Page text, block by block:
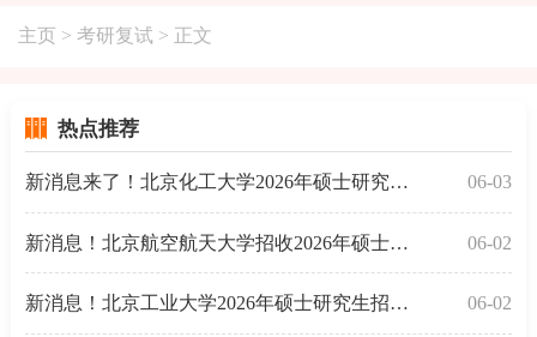
主页 > 考研复试 > 正文
热点推荐
新消息来了！北京化工大学2026年硕士研究生招生 06-03
新消息！北京航空航天大学招收2026年硕士研究生 06-02
新消息！北京工业大学2026年硕士研究生招生复试 06-02